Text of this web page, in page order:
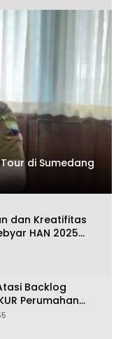
di Sumedang
dan Kreatifitas
HAN 2025
Backlog
Perumahan